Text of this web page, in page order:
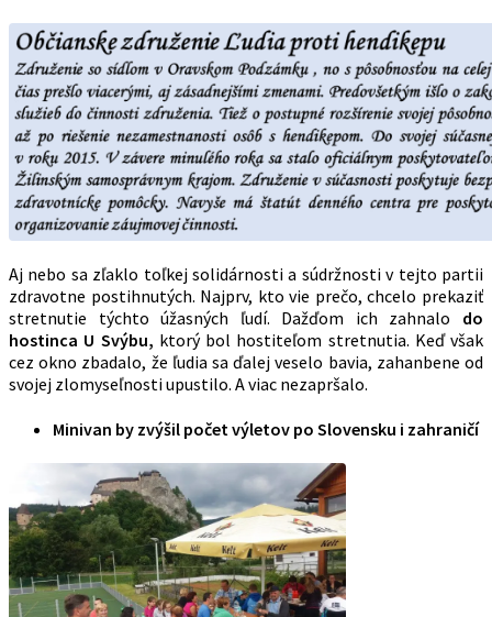
Aj nebo sa zľaklo toľkej solidárnosti a súdržnosti v tejto partii
zdravotne postihnutých. Najprv, kto vie prečo, chcelo prekaziť
stretnutie týchto úžasných ľudí. Dažďom ich zahnalo do
hostinca U Svýbu, ktorý bol hostiteľom stretnutia. Keď však
cez okno zbadalo, že ľudia sa ďalej veselo bavia, zahanbene od
svojej zlomyseľnosti upustilo. A viac nezapršalo.
Minivan by zvýšil počet výletov po Slovensku i zahraničí